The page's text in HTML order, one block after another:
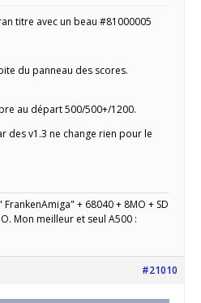
titre avec un beau #81000005
du panneau des scores.
au départ 500/500+/1200.
des v1.3 ne change rien pour le
+ 68040 + 8MO + SD
Mon meilleur et seul A500 :
#21010